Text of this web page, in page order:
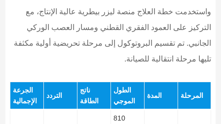
واستخدمت خطة العلاج منصة ليزر بيطرية عالية الإنتاج، مع
التركيز على العمود الفقري القطني ومسار العصب الوركي
الجانبي. تم تقسيم البروتوكول إلى مرحلة تحريضية أولية مكثفة
تليها مرحلة انتقالية للصيانة.
المرحلة المدة
الطول
الموجي
ناتج
الطاقة
التردد
الجرعة
الإجمالية
810